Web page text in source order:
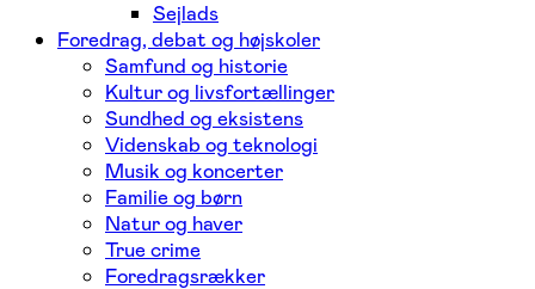
Sejlads
Foredrag, debat og højskoler
Samfund og historie
Kultur og livsfortællinger
Sundhed og eksistens
Videnskab og teknologi
Musik og koncerter
Familie og børn
Natur og haver
True crime
Foredragsrækker